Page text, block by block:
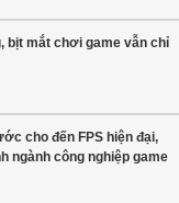
bịt mắt chơi game vẫn chỉ
cho đến FPS hiện đại,
ngành công nghiệp game